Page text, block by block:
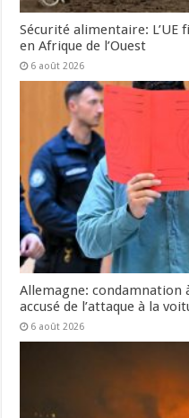
Sécurité alimentaire: L’UE
en Afrique de l’Ouest
6 août 2026
Allemagne: condamnation
accusé de l’attaque à la
6 août 2026